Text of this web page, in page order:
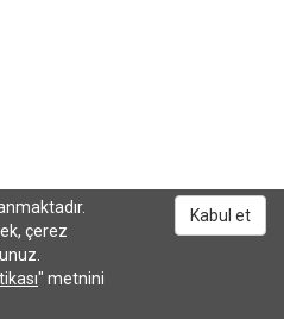
çerez
" metnini
Kabul et